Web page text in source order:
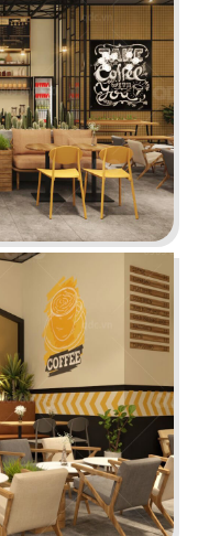
điểm đến lý
Âu đỉnh cao
độc đáo
GIA
kết hợp nét
Hải với vẻ đẹp
Indochine